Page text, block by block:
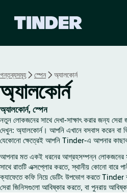
গন্তব্যসমূহ স্পেন অ্যালকোর্ন
অ্যালকোর্ন
অ্যালকোর্ন, স্পেন
নতুন লোকজনের সাথে দেখা-সাক্ষাৎ করার জন্য সেরা
দেখুন: অ্যালকোর্ন। আপনি এখানে বসবাস করেন বা
যেকোনো ক্ষেত্রেই আপনি Tinder-এ আপনার
আপনার মত একই ধরনের আগ্রহসম্পন্ন লোকজনের
সাথে রাতটি এক্সপ্লোর করতে, স্থানীয় কোনো বারে
ক্যাফেতে কফি নিয়ে ডেটিং উপভোগ করতে Tinder
সেরা জিনিসগুলো আবিষ্কার করতে, বা পুনরায়